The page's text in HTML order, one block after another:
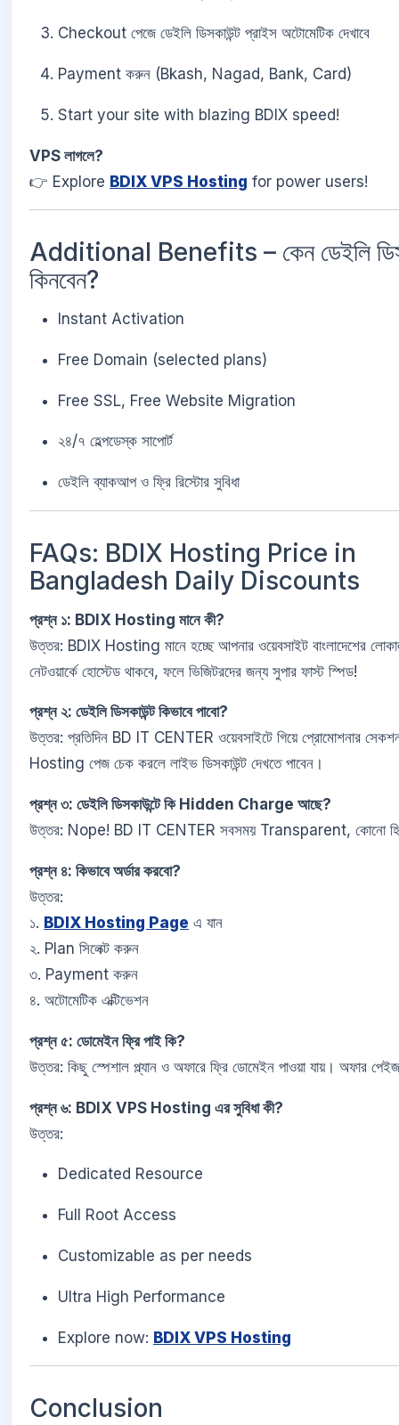
Checkout পেজে ডেইলি ডিসকাউন্ট প্রাইস অটোমেটিক দেখাবে
Payment করুন (Bkash, Nagad, Bank, Card)
Start your site with blazing BDIX speed!
VPS লাগলে?
👉 Explore BDIX VPS Hosting for power users!
Additional Benefits – কেন ডেইলি
কিনবেন?
Instant Activation
Free Domain (selected plans)
Free SSL, Free Website Migration
২৪/৭ হেল্পডেস্ক সাপোর্ট
ডেইলি ব্যাকআপ ও ফ্রি রিস্টোর সুবিধা
FAQs: BDIX Hosting Price in
Bangladesh Daily Discounts
প্রশ্ন ১: BDIX Hosting মানে কী?
উত্তর: BDIX Hosting মানে হচ্ছে আপনার ওয়েবসাইট বাংলাদেশের লোকাল
নেটওয়ার্কে হোস্টেড থাকবে, ফলে ভিজিটরদের জন্য সুপার ফাস্ট স্পিড!
প্রশ্ন ২: ডেইলি ডিসকাউন্ট কিভাবে পাবো?
উত্তর: প্রতিদিন BD IT CENTER ওয়েবসাইটে গিয়ে প্রোমোশনার
Hosting পেজ চেক করলে লাইভ ডিসকাউন্ট দেখতে পাবেন।
প্রশ্ন ৩: ডেইলি ডিসকাউন্টে কি Hidden Charge আছে?
উত্তর: Nope! BD IT CENTER সবসময় Transparent, কোনো
প্রশ্ন ৪: কিভাবে অর্ডার করবো?
উত্তর:
১. BDIX Hosting Page এ যান
২. Plan সিলেক্ট করুন
৩. Payment করুন
৪. অটোমেটিক এক্টিভেশন
প্রশ্ন ৫: ডোমেইন ফ্রি পাই কি?
উত্তর: কিছু স্পেশাল প্ল্যান ও অফারে ফ্রি ডোমেইন পাওয়া যায়। অফার
প্রশ্ন ৬: BDIX VPS Hosting এর সুবিধা কী?
উত্তর:
Dedicated Resource
Full Root Access
Customizable as per needs
Ultra High Performance
Explore now: BDIX VPS Hosting
Conclusion